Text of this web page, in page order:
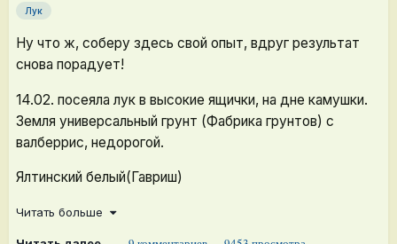
Лук
Ну что ж, соберу здесь свой опыт, вдруг результат
снова порадует!
14.02. посеяла лук в высокие ящички, на дне камушки.
Земля универсальный грунт (Фабрика грунтов) с
валберрис, недорогой.
Ялтинский белый(Гавриш)
Комета(Золушка)
Читать больше